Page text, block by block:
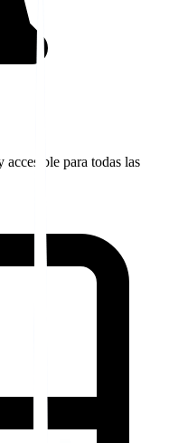
accesible para todas las